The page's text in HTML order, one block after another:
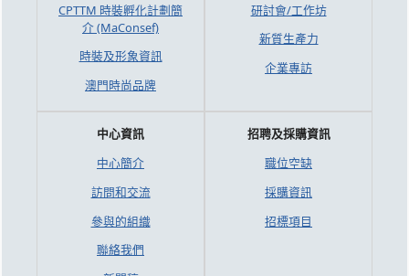
CPTTM 時裝孵化計劃簡
介 (MaConsef)
時裝及形象資訊
澳門時尚品牌
研討會/工作坊
新質生產力
企業專訪
中心資訊
中心簡介
訪問和交流
參與的組織
聯絡我們
招聘及採購資訊
職位空缺
採購資訊
招標項目